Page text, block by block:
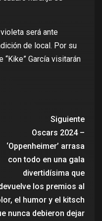
será ante
de local. Por su
García visitarán
Siguiente
Oscars 2024 –
‘Oppenheimer’ arrasa
con todo en una gala
divertidísima que
los premios al
el humor y el kitsch
nunca debieron dejar